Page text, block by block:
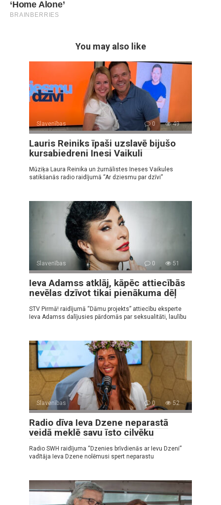
You may also like
Slavenības 0 49
Lauris Reiniks īpaši uzslavē bijušo
kursabiedreni Inesi Vaikuli
Mūziķa Laura Reinika un žurnālistes Ineses Vaikules
satikšanās radio raidījumā “Ar dziesmu par dzīvi”
Slavenības 0 51
Ieva Adamss atklāj, kāpēc attiecībās
nevēlas dzīvot tikai pienākuma dēļ
STV Pirmā! raidījumā “Dāmu projekts” attiecību eksperte
Ieva Adamss dalījusies pārdomās par seksualitāti, laulību
Slavenības 0 52
Radio dīva Ieva Dzene neparastā
veidā meklē savu īsto cilvēku
Radio SWH raidījuma “Dzenies brīvdienās ar Ievu Dzeni”
vadītāja Ieva Dzene nolēmusi spert neparastu